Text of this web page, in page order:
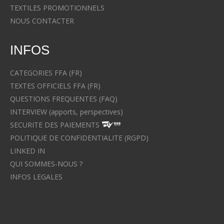
TEXTILES PROMOTIONNELS
NOUS CONTACTER
INFOS
CATEGORIES FFA (FR)
TEXTES OFFICIELS FFA (FR)
QUESTIONS FREQUENTES (FAQ)
INTERVIEW (apports, perspectives)
SECURITE DES PAIEMENTS
POLITIQUE DE CONFIDENTIALITE (RGPD)
LINKED IN
QUI SOMMES-NOUS ?
INFOS LEGALES